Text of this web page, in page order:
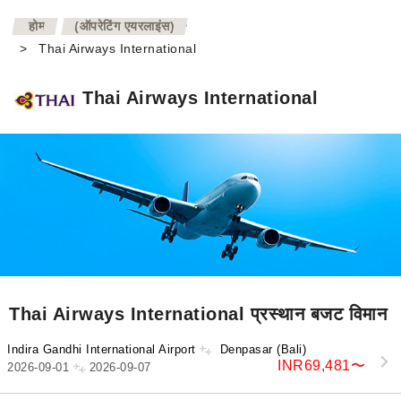
होम >
(ऑपरेटिंग एयरलाइंस)
>
Thai Airways International
Thai Airways International
Thai Airways International प्रस्थान बजट विमान
Indira Gandhi International Airport Denpasar (Bali)
INR69,481〜
2026-09-01 2026-09-07